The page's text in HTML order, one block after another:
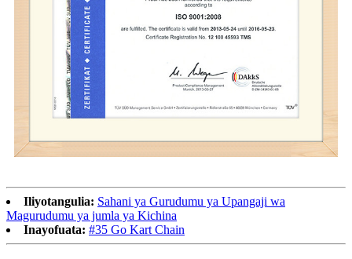
Iliyotangulia: Sahani ya Gurudumu ya Upangaji wa
Magurudumu ya jumla ya Kichina
Inayofuata: #35 Go Kart Chain